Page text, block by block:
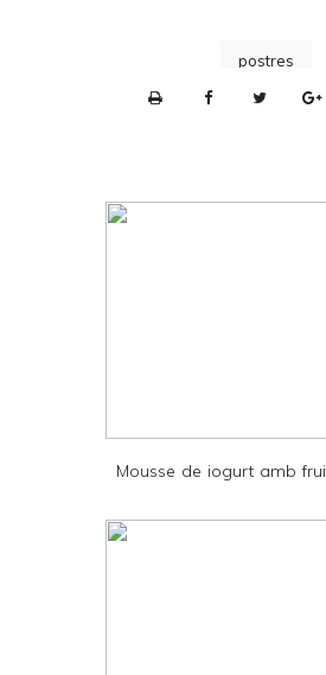
postres
n
d
Mousse de iogurt amb